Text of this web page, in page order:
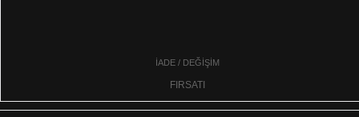
İADE / DEĞİŞİM
FIRSATI